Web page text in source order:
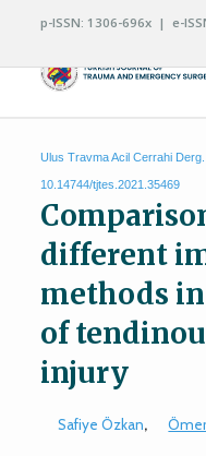
p-ISSN: 1306-696x | e-
Ulus Travma Acil Cerrahi
10.14744/tjtes.2021.35469
different
methods
of
injury
Safiye Özkan,